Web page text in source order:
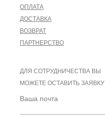
ДЛЯ СОТРУДНИЧЕСТВА ВЫ
МОЖЕТЕ ОСТАВИТЬ ЗАЯВКУ
Ваша почта
ОПЛАТА
ДОСТАВКА
ВОЗВРАТ
ПАРТНЕРСТВО